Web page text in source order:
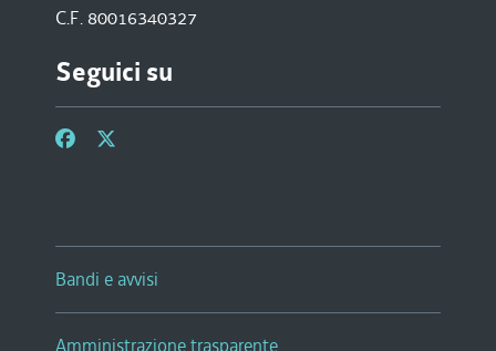
C.F. 80016340327
Seguici su
Bandi e avvisi
Amministrazione trasparente